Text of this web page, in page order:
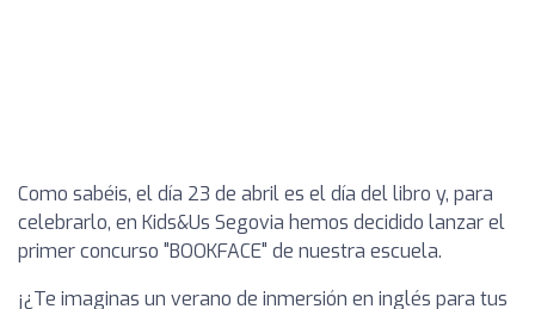
Como sabéis, el día 23 de abril es el día del libro y, para
celebrarlo, en Kids&Us Segovia hemos decidido lanzar el
primer concurso "BOOKFACE" de nuestra escuela.
¡¿Te imaginas un verano de inmersión en inglés para tus